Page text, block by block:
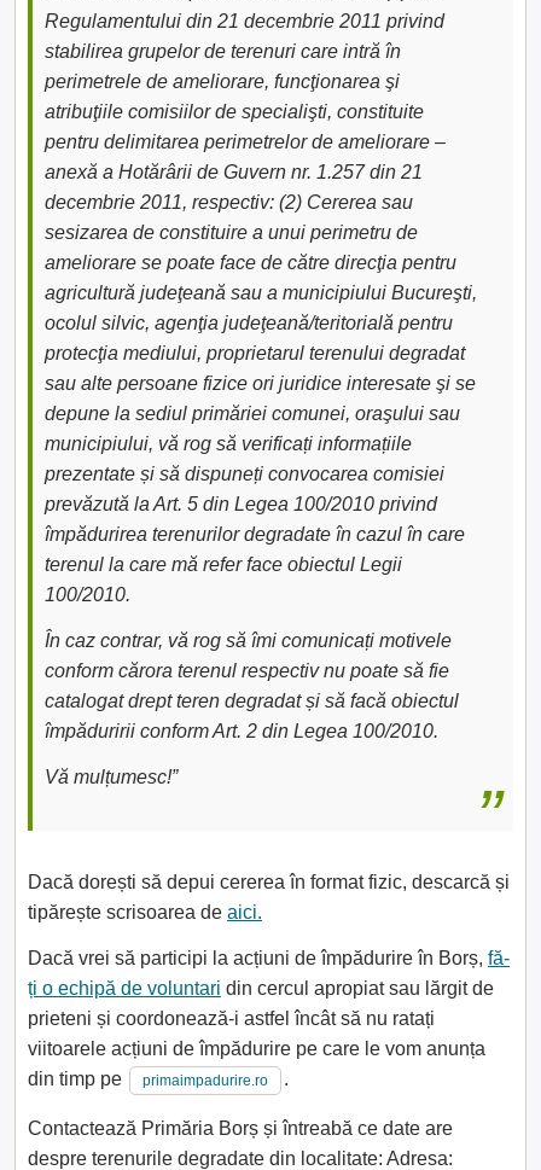
Regulamentului din 21 decembrie 2011 privind
stabilirea grupelor de terenuri care intră în
perimetrele de ameliorare, funcţionarea şi
atribuţiile comisiilor de specialişti, constituite
pentru delimitarea perimetrelor de ameliorare –
anexă a Hotărârii de Guvern nr. 1.257 din 21
decembrie 2011, respectiv: (2) Cererea sau
sesizarea de constituire a unui perimetru de
ameliorare se poate face de către direcţia pentru
agricultură judeţeană sau a municipiului Bucureşti,
ocolul silvic, agenţia judeţeană/teritorială pentru
protecţia mediului, proprietarul terenului degradat
sau alte persoane fizice ori juridice interesate şi se
depune la sediul primăriei comunei, oraşului sau
municipiului, vă rog să verificați informațiile
prezentate și să dispuneți convocarea comisiei
prevăzută la Art. 5 din Legea 100/2010 privind
împădurirea terenurilor degradate în cazul în care
terenul la care mă refer face obiectul Legii
100/2010.
În caz contrar, vă rog să îmi comunicați motivele
conform cărora terenul respectiv nu poate să fie
catalogat drept teren degradat și să facă obiectul
împăduririi conform Art. 2 din Legea 100/2010.
Vă mulțumesc!”
Dacă dorești să depui cererea în format fizic, descarcă și
tipărește scrisoarea de aici.
Dacă vrei să participi la acțiuni de împădurire în Borș, fă-
ți o echipă de voluntari din cercul apropiat sau lărgit de
prieteni și coordonează-i astfel încât să nu ratați
viitoarele acțiuni de împădurire pe care le vom anunța
din timp pe
primaimpadurire.ro .
Contactează Primăria Borș și întreabă ce date are
despre terenurile degradate din localitate: Adresa: